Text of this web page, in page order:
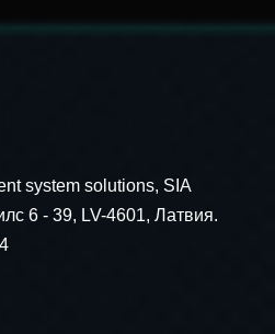
system solutions, SIA
6 - 39, LV-4601, Латвия.